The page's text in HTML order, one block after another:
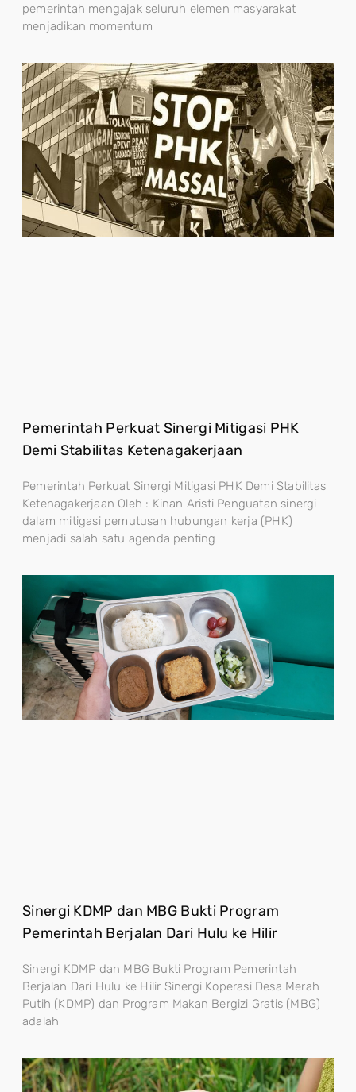
pemerintah mengajak seluruh elemen masyarakat
menjadikan momentum
Pemerintah Perkuat Sinergi Mitigasi PHK
Demi Stabilitas Ketenagakerjaan
Pemerintah Perkuat Sinergi Mitigasi PHK Demi Stabilitas
Ketenagakerjaan Oleh : Kinan Aristi Penguatan sinergi
dalam mitigasi pemutusan hubungan kerja (PHK)
menjadi salah satu agenda penting
Sinergi KDMP dan MBG Bukti Program
Pemerintah Berjalan Dari Hulu ke Hilir
Sinergi KDMP dan MBG Bukti Program Pemerintah
Berjalan Dari Hulu ke Hilir Sinergi Koperasi Desa Merah
Putih (KDMP) dan Program Makan Bergizi Gratis (MBG)
adalah